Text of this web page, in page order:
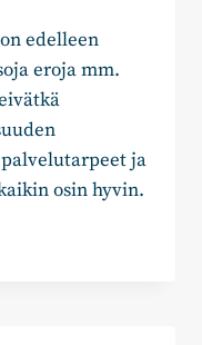
edelleen
eroja mm.
ja
osin hyvin.